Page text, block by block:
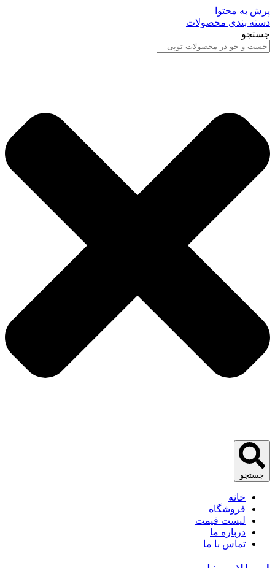
پرش به محتوا
دسته بندی محصولات
جستجو
جستجو
خانه
فروشگاه
لیست قیمت
درباره ما
تماس با ما